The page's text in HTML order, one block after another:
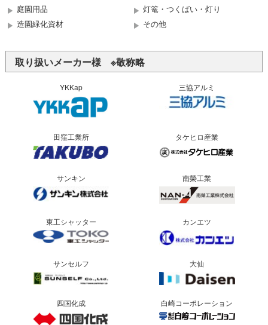
庭園用品
灯篭・つくばい・灯り
造園緑化資材
その他
取り扱いメーカー様 ※敬称略
YKKap 三協アルミ
田窪工業所 タケヒロ産業
サンキン 南榮工業
東工シャッター カンエツ
サンセルフ 大仙
四国化成 白崎コーポレーション